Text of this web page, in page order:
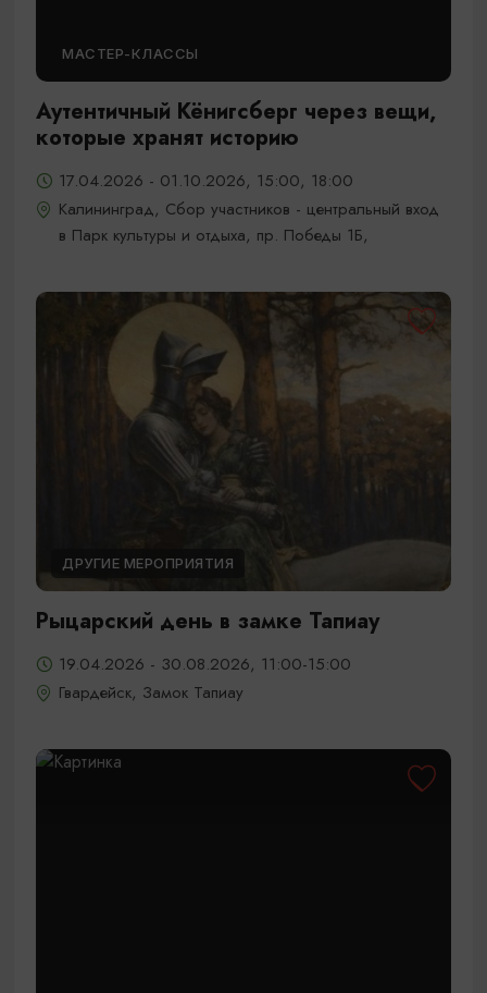
МАСТЕР-КЛАССЫ
Аутентичный Кёнигсберг через вещи,
которые хранят историю
17.04.2026 - 01.10.2026, 15:00, 18:00
Калининград, Сбор участников - центральный вход
в Парк культуры и отдыха, пр. Победы 1Б,
ДРУГИЕ МЕРОПРИЯТИЯ
Рыцарский день в замке Тапиау
19.04.2026 - 30.08.2026, 11:00-15:00
Гвардейск, Замок Тапиау